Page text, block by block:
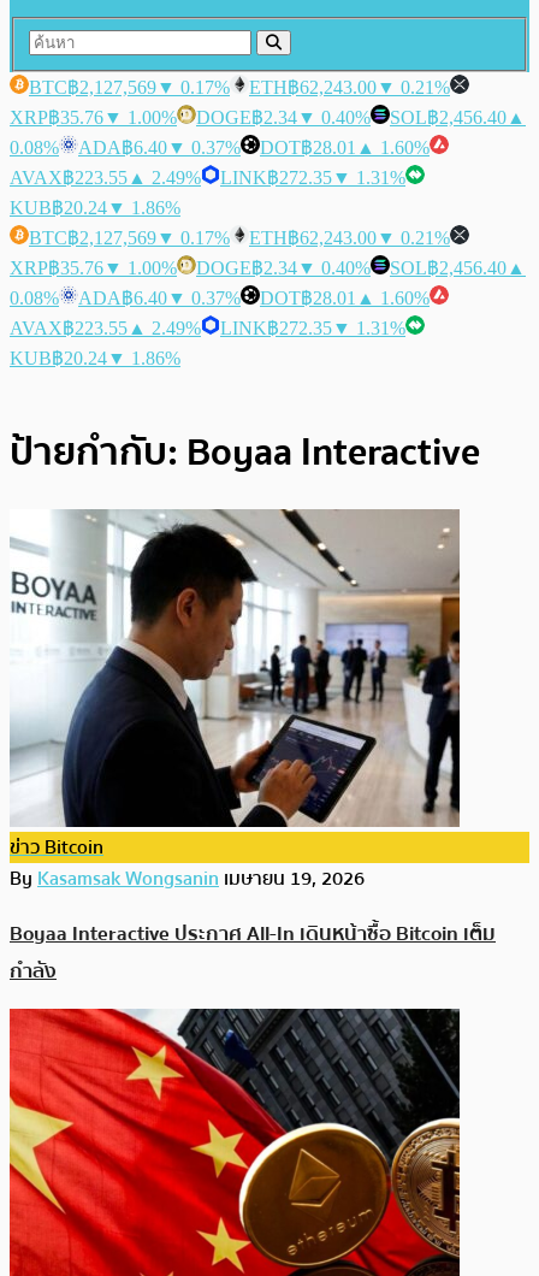
BTC฿2,127,569▼ 0.17% ETH฿62,243.00▼ 0.21%
XRP฿35.76▼ 1.00% DOGE฿2.34▼ 0.40% SOL฿2,456.40 ▲
0.08%
ADA฿6.40▼ 0.37% DOT฿28.01 ▲ 1.60%
AVAX฿223.55 ▲ 2.49% LINK฿272.35▼ 1.31%
KUB฿20.24▼ 1.86%
BTC฿2,127,569▼ 0.17% ETH฿62,243.00▼ 0.21%
XRP฿35.76▼ 1.00% DOGE฿2.34▼ 0.40% SOL฿2,456.40 ▲
0.08%
ADA฿6.40▼ 0.37% DOT฿28.01 ▲ 1.60%
AVAX฿223.55 ▲ 2.49% LINK฿272.35▼ 1.31%
KUB฿20.24▼ 1.86%
ป้ายกำกับ: Boyaa Interactive
ข่าว Bitcoin
ByKasamsak Wongsaninเมษายน 19, 2026
Boyaa Interactive ประกาศ All-In เดินหน้าซื้อ Bitcoin เต็ม
กำลัง